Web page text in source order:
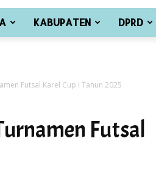
Time
KABUPATEN DPRD
Futsal Karel Cup I Tahun 2025
Futsal